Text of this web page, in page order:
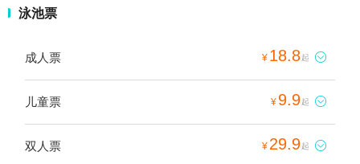
泳池票
成人票 ¥ 18.8起 
儿童票 ¥ 9.9起 
双人票 ¥ 29.9起 